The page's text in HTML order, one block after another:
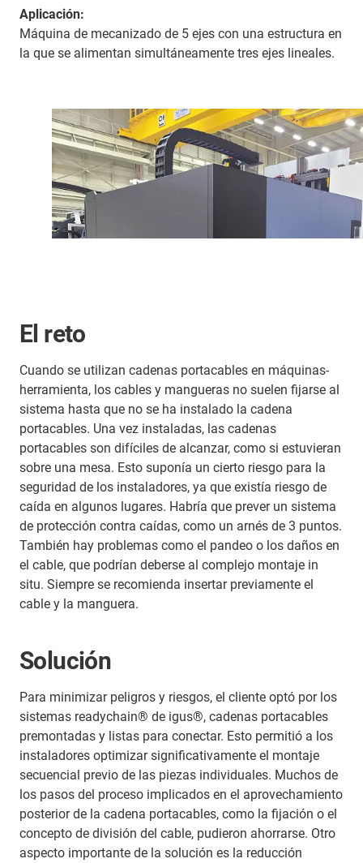
Aplicación:
Máquina de mecanizado de 5 ejes con una estructura en
la que se alimentan simultáneamente tres ejes lineales.
El reto
Cuando se utilizan cadenas portacables en máquinas-
herramienta, los cables y mangueras no suelen fijarse al
sistema hasta que no se ha instalado la cadena
portacables. Una vez instaladas, las cadenas
portacables son difíciles de alcanzar, como si estuvieran
sobre una mesa. Esto suponía un cierto riesgo para la
seguridad de los instaladores, ya que existía riesgo de
caída en algunos lugares. Habría que prever un sistema
de protección contra caídas, como un arnés de 3 puntos.
También hay problemas como el pandeo o los daños en
el cable, que podrían deberse al complejo montaje in
situ. Siempre se recomienda insertar previamente el
cable y la manguera.
Solución
Para minimizar peligros y riesgos, el cliente optó por los
sistemas readychain® de igus®, cadenas portacables
premontadas y listas para conectar. Esto permitió a los
instaladores optimizar significativamente el montaje
secuencial previo de las piezas individuales. Muchos de
los pasos del proceso implicados en el aprovechamiento
posterior de la cadena portacables, como la fijación o el
concepto de división del cable, pudieron ahorrarse. Otro
aspecto importante de la solución es la reducción